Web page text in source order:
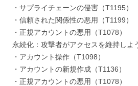
・サプライチェーンの侵害（T1195）
・信頼された関係性の悪用（T1199）
・正規アカウントの悪用（T1078）
永続化：攻撃者がアクセスを維持しよ
・アカウント操作（T1098）
・アカウントの新規作成（T1136）
・正規アカウントの悪用（T1078）